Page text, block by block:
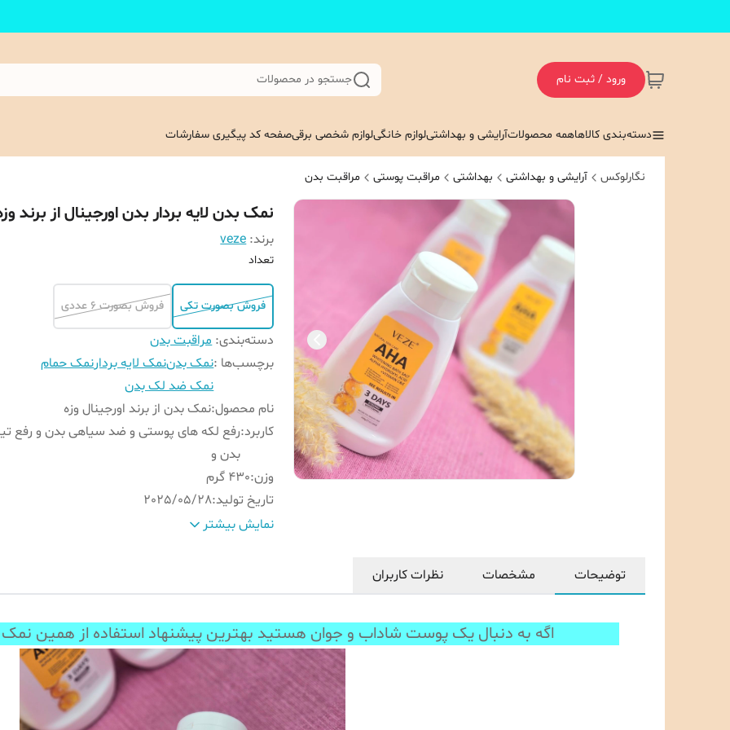
ورود / ثبت نام جستجو در محصولات
دسته‌بندی کالاهاهمه محصولاتآرایشی و بهداشتیلوازم خانگیلوازم شخصی برقیصفحه کد پیگیری سفارشات
نگارلوکس آرایشی و بهداشتی بهداشتی مراقبت پوستی مراقبت بدن
نمک بدن لایه بردار بدن اورجینال از برند
برند: veze
تعداد
فروش بصورت تکی فروش بصورت 6 عددی
دسته‌بندی:مراقبت بدن
برچسب‌ها :نمک بدننمک لایه بردارنمک حمام
نمک ضد لک بدن
نام محصول:نمک بدن از برند اورجینال وزه
کاربرد:رفع لکه های پوستی و ضد سیاهی بدن و رفع
بدن و
وزن:430 گرم
تاریخ تولید:
2025/05/28
تاریخ انقضا:
2028/05/27
مناسب برای:انواع پوست ها می باشد
نمایش بیشتر
توضیحات مشخصات نظرات کاربران
اگه به دنبال یک پوست شاداب و جوان هستید بهترین پیشنهاد استفاده از همین